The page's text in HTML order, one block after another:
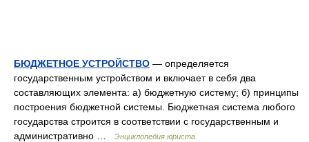
БЮДЖЕТНОЕ УСТРОЙСТВО — определяется
государственным устройством и включает в себя два
составляющих элемента: а) бюджетную систему; б) принципы
построения бюджетной системы. Бюджетная система любого
государства строится в соответствии с государственным и
административно …
Энциклопедия юриста